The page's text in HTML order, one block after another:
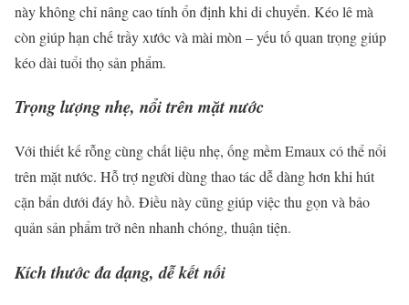
này không chỉ nâng cao tính ổn định khi di chuyển. Kéo lê mà
còn giúp hạn chế trầy xước và mài mòn – yếu tố quan trọng giúp
kéo dài tuổi thọ sản phẩm.
Trọng lượng nhẹ, nổi trên mặt nước
Với thiết kế rỗng cùng chất liệu nhẹ, ống mềm Emaux có thể nổi
trên mặt nước. Hỗ trợ người dùng thao tác dễ dàng hơn khi hút
cặn bẩn dưới đáy hồ. Điều này cũng giúp việc thu gọn và bảo
quản sản phẩm trở nên nhanh chóng, thuận tiện.
Kích thước đa dạng, dễ kết nối